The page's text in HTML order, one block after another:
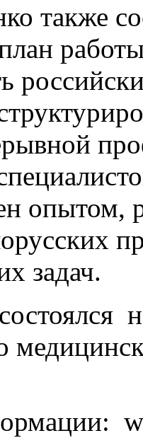
также
опытом,
задач.